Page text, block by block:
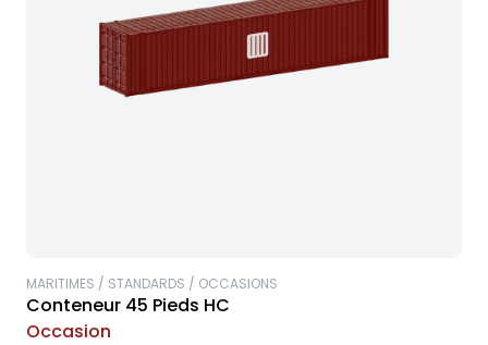
MARITIMES / STANDARDS / OCCASIONS
Conteneur 45 Pieds HC
Occasion